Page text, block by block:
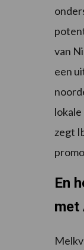
van
een
zegt
En
met